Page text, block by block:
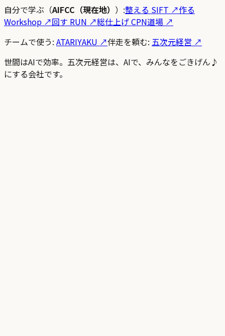
自分で学ぶ（AIFCC（現在地） ）:整える SIFT ↗作る
Workshop ↗回す RUN ↗総仕上げ CPN道場 ↗
チームで使う: ATARIYAKU ↗伴走を頼む: 五次元経営 ↗
世間はAIで効率。五次元経営は、AIで、みんなをごきげん♪
にする会社です。